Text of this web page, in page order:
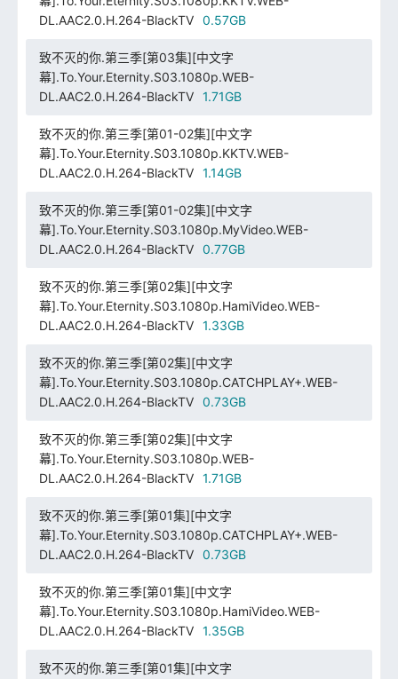
DL.AAC2.0.H.264-BlackTV
0.57GB
致不灭的你.第三季[第03集][中文字
幕].To.Your.Eternity.S03.1080p.WEB-
DL.AAC2.0.H.264-BlackTV
1.71GB
致不灭的你.第三季[第01-02集][中文字
幕].To.Your.Eternity.S03.1080p.KKTV.WEB-
DL.AAC2.0.H.264-BlackTV
1.14GB
致不灭的你.第三季[第01-02集][中文字
幕].To.Your.Eternity.S03.1080p.MyVideo.WEB-
DL.AAC2.0.H.264-BlackTV
0.77GB
致不灭的你.第三季[第02集][中文字
幕].To.Your.Eternity.S03.1080p.HamiVideo.WEB-
DL.AAC2.0.H.264-BlackTV
1.33GB
致不灭的你.第三季[第02集][中文字
幕].To.Your.Eternity.S03.1080p.CATCHPLAY+.WEB-
DL.AAC2.0.H.264-BlackTV
0.73GB
致不灭的你.第三季[第02集][中文字
幕].To.Your.Eternity.S03.1080p.WEB-
DL.AAC2.0.H.264-BlackTV
1.71GB
致不灭的你.第三季[第01集][中文字
幕].To.Your.Eternity.S03.1080p.CATCHPLAY+.WEB-
DL.AAC2.0.H.264-BlackTV
0.73GB
致不灭的你.第三季[第01集][中文字
幕].To.Your.Eternity.S03.1080p.HamiVideo.WEB-
DL.AAC2.0.H.264-BlackTV
1.35GB
致不灭的你.第三季[第01集][中文字